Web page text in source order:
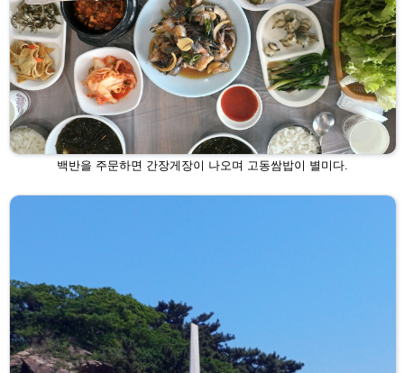
백반을 주문하면 간장게장이 나오며 고동쌈밥이 별미다.